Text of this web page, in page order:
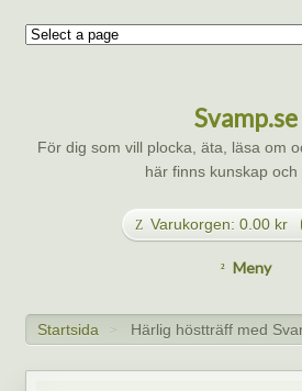
Svamp.se
För dig som vill plocka, äta, läsa om
här finns kunskap och
Varukorgen: 0.00 kr
Meny
Startsida > Härlig höstträff med